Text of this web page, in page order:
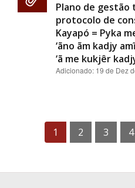
Plano de
protocolo de
Kayapó = Pyka
‘ãno ãm kadjy
‘ã me kukjêr
Adicionado: 19 de Dez
1 2 3 4